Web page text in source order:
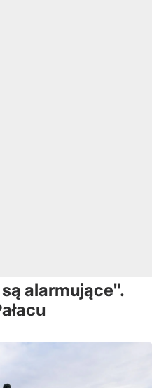
alarmujące".